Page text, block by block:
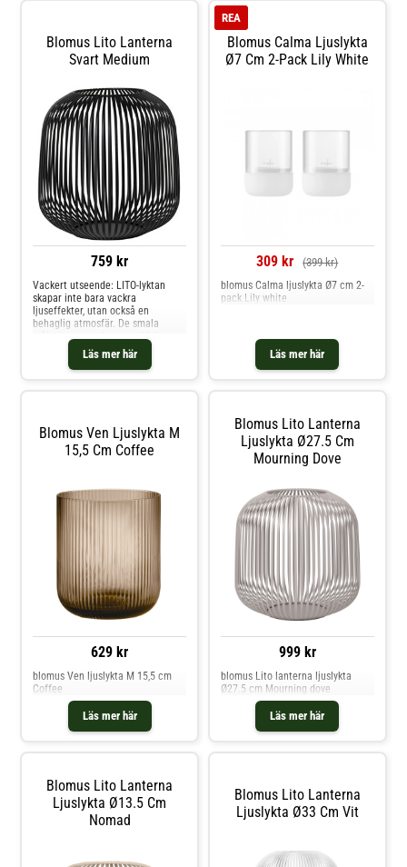
Blomus Lito Lanterna
Svart Medium
759 kr
Läs mer här
Vackert utseende: LITO-lyktan
skapar inte bara vackra
ljuseffekter, utan också en
behaglig atmosfär. De smala
stålstagen ger den en stilfull
lätthet. Finns i olika storlekar och,
som kan kombineras underbart
med varandra. Endast lämplig för
Blomus Calma Ljuslykta
Ø7 Cm 2-Pack Lily White
REA
309 kr (399 kr)
Läs mer här
blomus Calma ljuslykta Ø7 cm 2-
pack Lily white
Blomus Ven Ljuslykta M
15,5 Cm Coffee
629 kr
Läs mer här
blomus Ven ljuslykta M 15,5 cm
Coffee
Blomus Lito Lanterna
Ljuslykta Ø27.5 Cm
Mourning Dove
999 kr
Läs mer här
blomus Lito lanterna ljuslykta
Ø27.5 cm Mourning dove
Blomus Lito Lanterna
Ljuslykta Ø13.5 Cm
Nomad
Blomus Lito Lanterna
Ljuslykta Ø33 Cm Vit